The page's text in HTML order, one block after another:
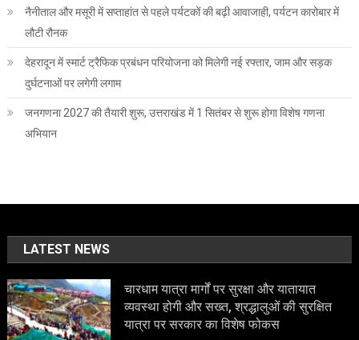
नैनीताल और मसूरी में सप्ताहांत से पहले पर्यटकों की बढ़ी आवाजाही, पर्यटन कारोबार में
लौटी रौनक
देहरादून में स्मार्ट ट्रैफिक प्रबंधन परियोजना को मिलेगी नई रफ्तार, जाम और सड़क
दुर्घटनाओं पर लगेगी लगाम
जनगणना 2027 की तैयारी शुरू, उत्तराखंड में 1 सितंबर से शुरू होगा विशेष गणना
अभियान
LATEST NEWS
चारधाम यात्रा मार्गों पर सुरक्षा और यातायात
व्यवस्था होगी और सख्त, श्रद्धालुओं की सुरक्षित
यात्रा पर सरकार का विशेष फोकस